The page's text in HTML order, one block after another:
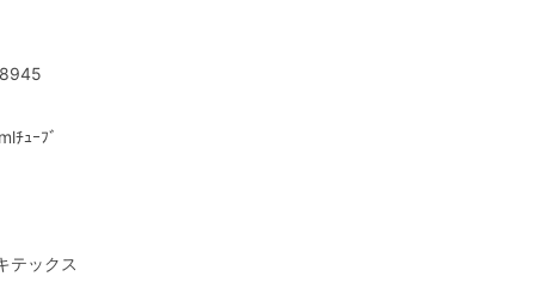
ﾁｭｰﾌﾞ
テックス